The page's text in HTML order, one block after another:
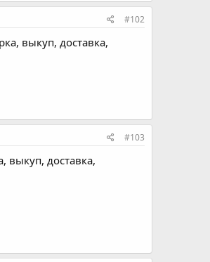
#102
выкуп, доставка,
#103
выкуп, доставка,